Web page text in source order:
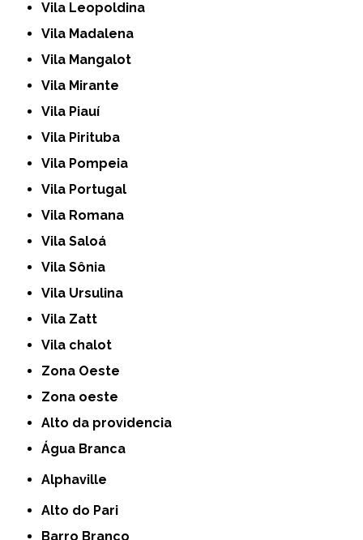
Vila Leopoldina
Vila Madalena
Vila Mangalot
Vila Mirante
Vila Piauí
Vila Pirituba
Vila Pompeia
Vila Portugal
Vila Romana
Vila Saloá
Vila Sônia
Vila Ursulina
Vila Zatt
Vila chalot
Zona Oeste
Zona oeste
alto da providencia
Água Branca
Alphaville
Alto do Pari
Barro Branco